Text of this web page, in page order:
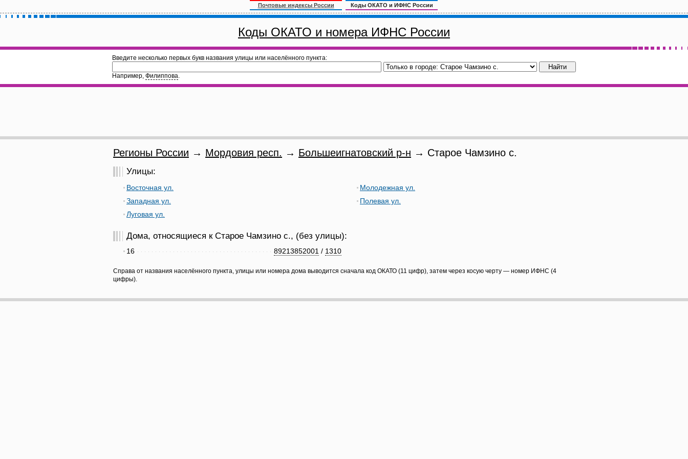
Почтовые индексы России Коды ОКАТО и ИФНС России
Коды ОКАТО и номера ИФНС России
Введите несколько первых букв названия улицы или населённого пункта:
Например, Филиппова.
Регионы России → Мордовия респ. → Большеигнатовский р-н → Старое Чамзино с.
Улицы:
Восточная ул.
Западная ул.
Луговая ул.
Молодежная ул.
Полевая ул.
Дома, относящиеся к Старое Чамзино с., (без улицы):
89213852001 / 1310
16
Справа от названия населённого пункта, улицы или номера дома выводится сначала код ОКАТО (11 цифр), затем через косую черту — номер ИФНС (4
цифры).